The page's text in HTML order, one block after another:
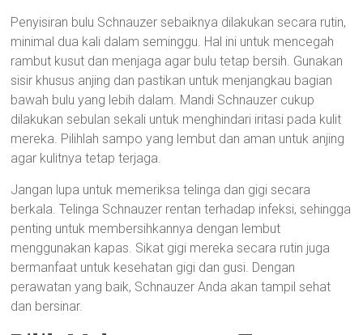
Penyisiran bulu Schnauzer sebaiknya dilakukan secara rutin,
minimal dua kali dalam seminggu. Hal ini untuk mencegah
rambut kusut dan menjaga agar bulu tetap bersih. Gunakan
sisir khusus anjing dan pastikan untuk menjangkau bagian
bawah bulu yang lebih dalam. Mandi Schnauzer cukup
dilakukan sebulan sekali untuk menghindari iritasi pada kulit
mereka. Pilihlah sampo yang lembut dan aman untuk anjing
agar kulitnya tetap terjaga.
Jangan lupa untuk memeriksa telinga dan gigi secara
berkala. Telinga Schnauzer rentan terhadap infeksi, sehingga
penting untuk membersihkannya dengan lembut
menggunakan kapas. Sikat gigi mereka secara rutin juga
bermanfaat untuk kesehatan gigi dan gusi. Dengan
perawatan yang baik, Schnauzer Anda akan tampil sehat
dan bersinar.